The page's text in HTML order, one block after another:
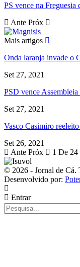
PS vence na Freguesia
Ante Próx
Mais artigos
Onda laranja invade o
Set 27, 2021
PSD vence
Set 27, 2021
Vasco Casimiro
Set 26, 2021
Ante Próx 1 De 24
© 2026 - Jornal de Cá.
Desenvolvido por:
Entrar